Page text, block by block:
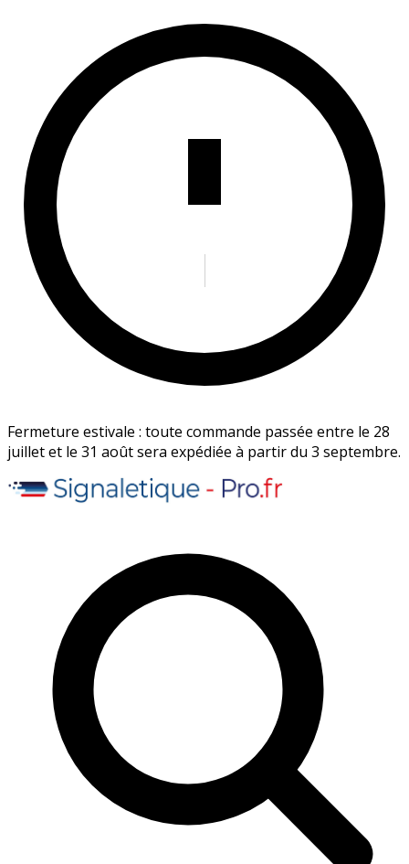
Fermeture estivale : toute commande passée entre le 28
juillet et le 31 août sera expédiée à partir du 3 septembre.